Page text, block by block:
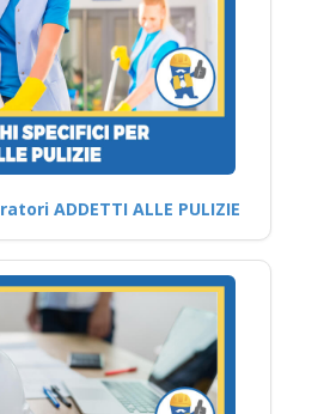
ADDETTI ALLE PULIZIE